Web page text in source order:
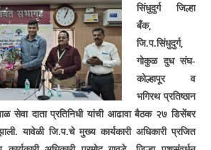
सिंधुदुर्ग जिल्हा
बँक,
जि.प.सिंधुदुर्ग,
गोकुळ दुध संघ-
कोल्हापूर व
भगिरथ प्रतिष्ठान
सेवा दाता प्रतिनिधी यांची आढावा बैठक २७ डिसेंबर
यावेळी जि.प.चे मुख्य कार्यकारी अधिकारी प्रजित